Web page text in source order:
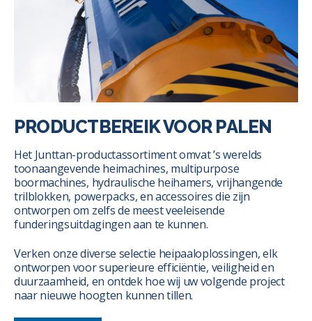
PRODUCTBEREIK VOOR PALEN
Het Junttan-productassortiment omvat ’s werelds
toonaangevende heimachines, multipurpose
boormachines, hydraulische heihamers, vrijhangende
trilblokken, powerpacks, en accessoires die zijn
ontworpen om zelfs de meest veeleisende
funderingsuitdagingen aan te kunnen.
Verken onze diverse selectie heipaaloplossingen, elk
ontworpen voor superieure efficiëntie, veiligheid en
duurzaamheid, en ontdek hoe wij uw volgende project
naar nieuwe hoogten kunnen tillen.